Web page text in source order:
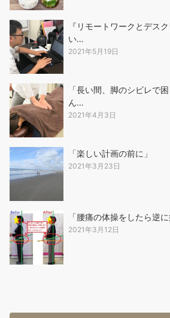
『リモートワークとデス
い…
2021年5月19日
「長い間、脚のシビレで
ん…
2021年4月3日
「楽しい計画の前に」
2021年3月23日
「腰痛の体操をしたら逆
2021年3月12日